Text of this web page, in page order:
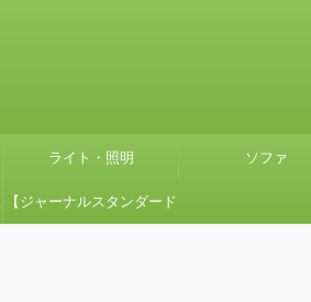
ライト・照明 ソファ
【ジャーナルスタンダード